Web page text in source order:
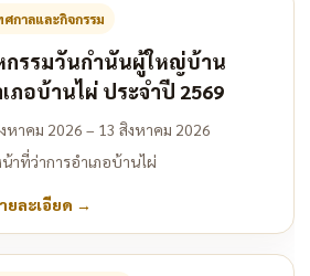
ศกาลและกิจกรรม
กรรมวันกำนันผู้ใหญ่บ้าน
ภอบ้านไผ่ ประจำปี 2569
หาคม 2026 – 13 สิงหาคม 2026
าที่ว่าการอำเภอบ้านไผ่
ยละเอียด →